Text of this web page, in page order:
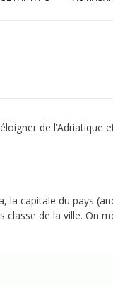
de l’Adriatique
capitale du pays
de la ville. On